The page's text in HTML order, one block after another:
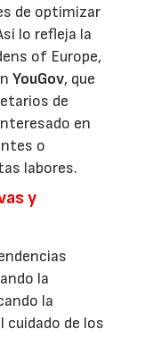
de optimizar
lo refleja la
of Europe,
YouGov, que
de
en
o
labores.
y
la
la
cuidado de los